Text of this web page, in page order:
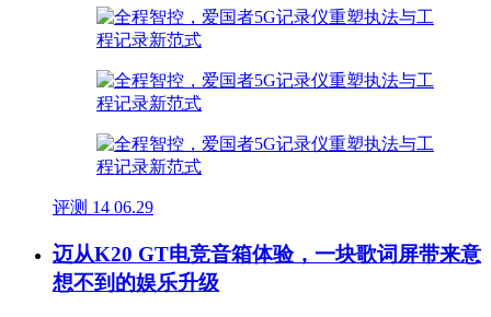
评测 14 06.29
迈从K20 GT电竞音箱体验，一块歌词屏带来意
想不到的娱乐升级